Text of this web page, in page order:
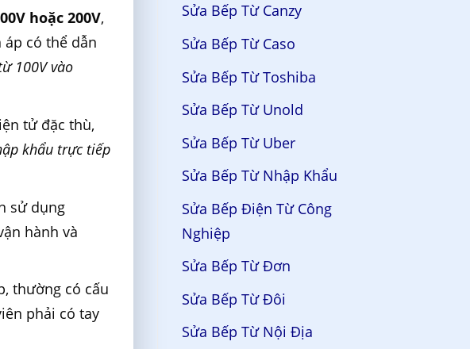
hoặc 200V,
áp có thể dẫn
100V vào
tử đặc thù,
khẩu trực tiếp
sử dụng
hành và
thường có cấu
phải có tay
Sửa Bếp Từ Canzy
Sửa Bếp Từ Caso
Sửa Bếp Từ Toshiba
Sửa Bếp Từ Unold
Sửa Bếp Từ Uber
Sửa Bếp Từ Nhập Khẩu
Sửa Bếp Điện Từ Công
Nghiệp
Sửa Bếp Từ Đơn
Sửa Bếp Từ Đôi
Sửa Bếp Từ Nội Địa